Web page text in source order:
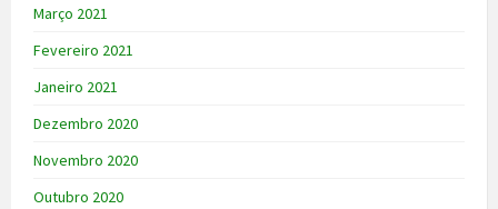
Março 2021
Fevereiro 2021
Janeiro 2021
Dezembro 2020
Novembro 2020
Outubro 2020